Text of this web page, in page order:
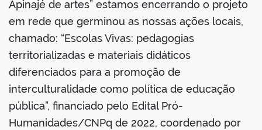
Apinajé de artes” estamos encerrando o projeto
em rede que germinou as nossas ações locais,
chamado: “Escolas Vivas: pedagogias
territorializadas e materiais didáticos
diferenciados para a promoção de
interculturalidade como política de educação
pública”, financiado pelo Edital Pró-
Humanidades/CNPq de 2022, coordenado por